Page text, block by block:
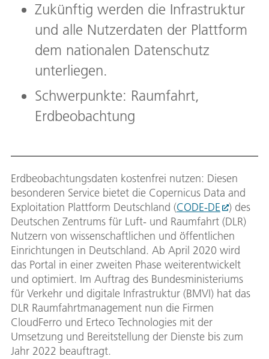
Zukünftig werden die Infrastruktur
und alle Nutzerdaten der Plattform
dem nationalen Datenschutz
unterliegen.
Schwerpunkte: Raumfahrt,
Erdbeobachtung
Erdbeobachtungsdaten kostenfrei nutzen: Diesen
besonderen Service bietet die Copernicus Data and
Exploitation Plattform Deutschland (CODE-DE
) des
Deutschen Zentrums für Luft- und Raumfahrt (DLR)
Nutzern von wissenschaftlichen und öffentlichen
Einrichtungen in Deutschland. Ab April 2020 wird
das Portal in einer zweiten Phase weiterentwickelt
und optimiert. Im Auftrag des Bundesministeriums
für Verkehr und digitale Infrastruktur (BMVI) hat das
DLR Raumfahrtmanagement nun die Firmen
CloudFerro und Erteco Technologies mit der
Umsetzung und Bereitstellung der Dienste bis zum
Jahr 2022 beauftragt.